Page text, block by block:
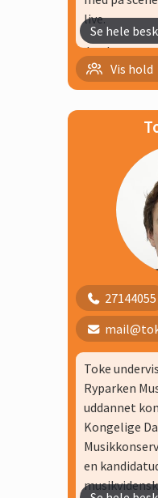
live.
Jeg laver
spiller
synger og
forskellige
min egen
mig frem til
Jeg elsker
giver mig et
sted hvor
skabe et
undervist i
Scene N og i
begge
unge.
Se hele
Vis hold
27144055
Toke
Ryparken
uddannet
Kongelige
en